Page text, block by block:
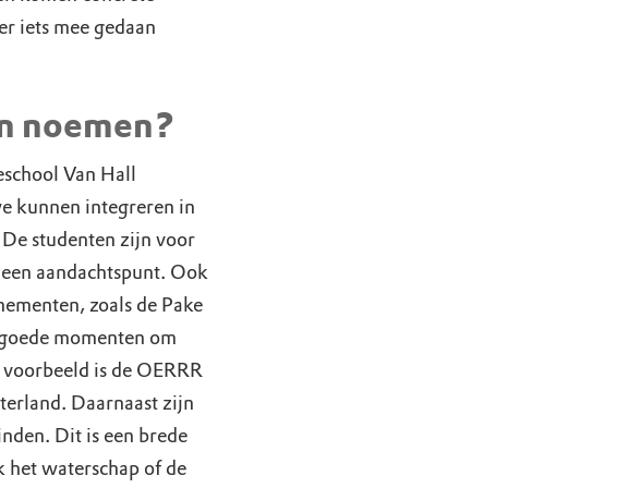
iets mee gedaan
noemen?
Van Hall
kunnen integreren in
studenten zijn voor
aandachtspunt. Ook
zoals de Pake
momenten om
is de OERRR
Daarnaast zijn
Dit is een brede
het waterschap of de